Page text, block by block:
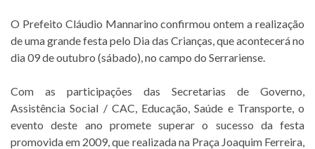
O Prefeito Cláudio Mannarino confirmou ontem a realização
de uma grande festa pelo Dia das Crianças, que acontecerá no
dia 09 de outubro (sábado), no campo do Serrariense.
Com as participações das Secretarias de Governo,
Assistência Social / CAC, Educação, Saúde e Transporte, o
evento deste ano promete superar o sucesso da festa
promovida em 2009, que realizada na Praça Joaquim Ferreira,